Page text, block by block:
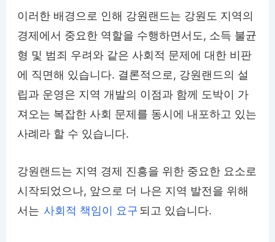
이러한 배경으로 인해 강원랜드는 강원도 지역의
경제에서 중요한 역할을 수행하면서도, 소득 불균
형 및 범죄 우려와 같은 사회적 문제에 대한 비판
에 직면해 있습니다. 결론적으로, 강원랜드의 설
립과 운영은 지역 개발의 이점과 함께 도박이 가
져오는 복잡한 사회 문제를 동시에 내포하고 있는
사례라 할 수 있습니다.
강원랜드는 지역 경제 진흥을 위한 중요한 요소로
시작되었으나, 앞으로 더 나은 지역 발전을 위해
서는 사회적 책임이 요구되고 있습니다.